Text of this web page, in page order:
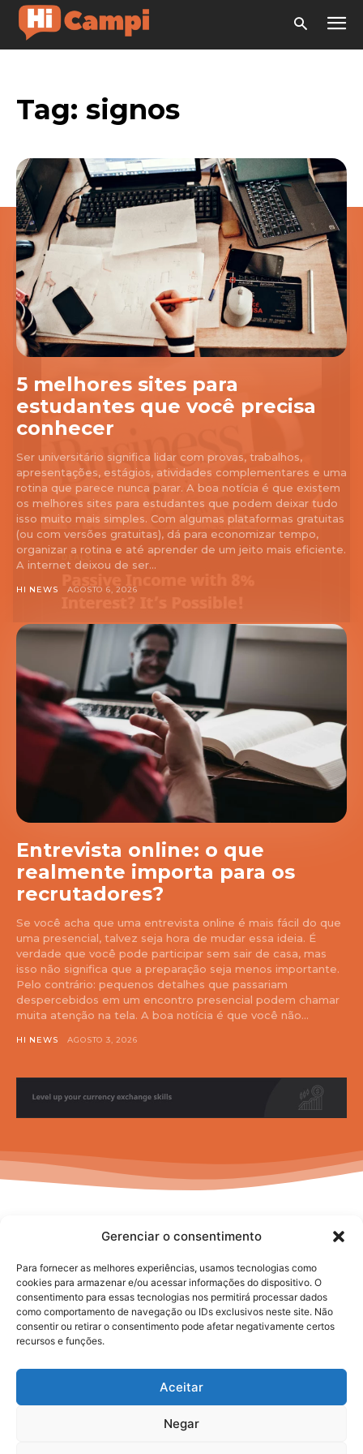
Gerenciar o consentimento
Para fornecer as melhores experiências, usamos tecnologias como
cookies para armazenar e/ou acessar informações do dispositivo. O
consentimento para essas tecnologias nos permitirá processar dados
como comportamento de navegação ou IDs exclusivos neste site. Não
consentir ou retirar o consentimento pode afetar negativamente certos
recursos e funções.
Aceitar
Negar
Tag: signos
5 melhores sites para
estudantes que você precisa
conhecer
Ser universitário significa lidar com provas, trabalhos,
apresentações, estágios, atividades complementares e uma
rotina que parece nunca parar. A boa notícia é que existem
os melhores sites para estudantes que podem deixar tudo
isso muito mais simples. Com algumas plataformas gratuitas
(ou com versões gratuitas), dá para economizar tempo,
organizar a rotina e até aprender de um jeito mais eficiente.
A internet deixou de ser...
HI NEWS AGOSTO 6, 2026
Entrevista online: o que
realmente importa para os
recrutadores?
Se você acha que uma entrevista online é mais fácil do que
uma presencial, talvez seja hora de mudar essa ideia. É
verdade que você pode participar sem sair de casa, mas
isso não significa que a preparação seja menos importante.
Pelo contrário: pequenos detalhes que passariam
despercebidos em um encontro presencial podem chamar
muita atenção na tela. A boa notícia é que você não...
HI NEWS AGOSTO 3, 2026
No posts to display